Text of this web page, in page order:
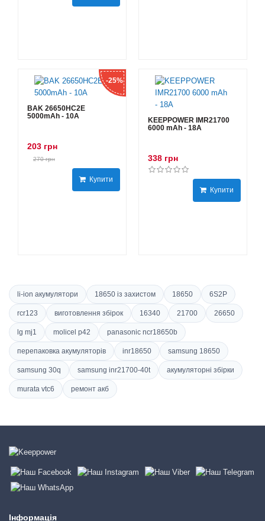
-25%
BAK 26650HC2E
5000mAh - 10А
203 грн
270 грн
Купити
KEEPPOWER IMR21700
6000 mAh - 18А
338 грн
Купити
li-ion акумулятори 18650 із захистом 18650 6S2P
rcr123 виготовлення збірок 16340 21700 26650
lg mj1 molicel p42 panasonic ncr18650b
перепаковка акумуляторів inr18650 samsung 18650
samsung 30q samsung inr21700-40t акумуляторні збірки
murata vtc6 ремонт акб
Інформація